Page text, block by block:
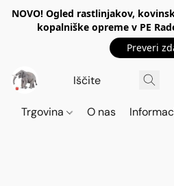
NOVO! Ogled rastlinjakov,
kopalniške opreme v PE
Preveri
Trgovina O nas